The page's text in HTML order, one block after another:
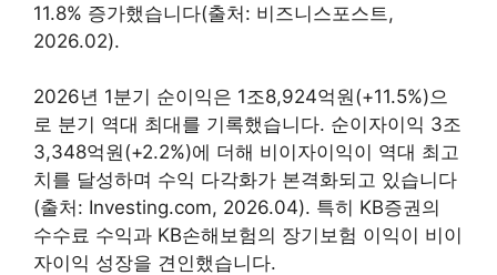
11.8% 증가했습니다(출처: 비즈니스포스트,
2026.02).
2026년 1분기 순이익은 1조8,924억원(+11.5%)으
로 분기 역대 최대를 기록했습니다. 순이자이익 3조
3,348억원(+2.2%)에 더해 비이자이익이 역대 최고
치를 달성하며 수익 다각화가 본격화되고 있습니다
(출처: Investing.com, 2026.04). 특히 KB증권의
수수료 수익과 KB손해보험의 장기보험 이익이 비이
자이익 성장을 견인했습니다.